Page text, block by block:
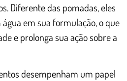
Diferente das pomadas, eles
em sua formulação, o que
e prolonga sua ação sobre a
desempenham um papel